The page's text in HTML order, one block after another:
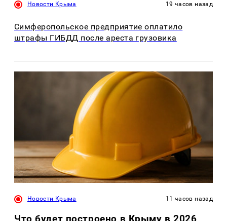
Новости Крыма 19 часов назад
Симферопольское предприятие оплатило
штрафы ГИБДД после ареста грузовика
Новости Крыма 11 часов назад